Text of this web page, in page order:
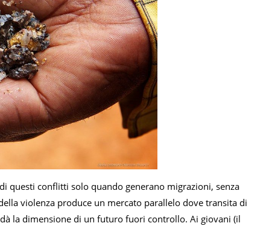
di questi conflitti solo quando generano migrazioni, senza
violenza produce un mercato parallelo dove transita di
la dimensione di un futuro fuori controllo. Ai giovani (il